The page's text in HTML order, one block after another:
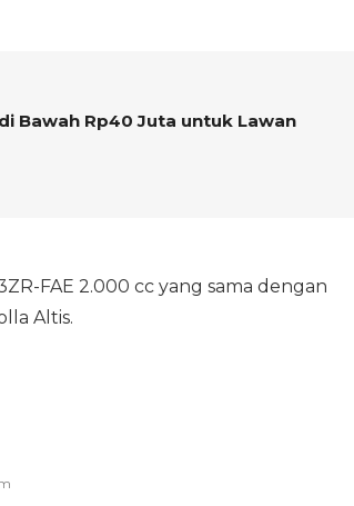
Bawah Rp40 Juta untuk Lawan
FAE 2.000 cc yang sama dengan
Altis.